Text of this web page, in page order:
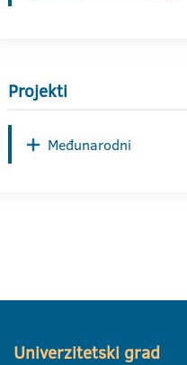
Projekti
Međunarodni
Univerzitetski grad